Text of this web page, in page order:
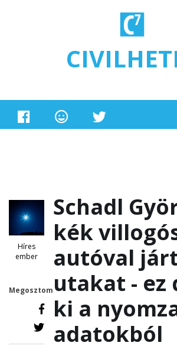
Híres
ember
Megosztom
Schadl
kék
autóval
utakat - ez
ki a
adatokból